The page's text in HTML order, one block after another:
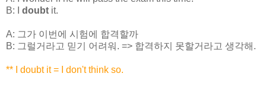
B: I doubt it.
A: 그가 이번에 시험에 합격할까
B: 그럴거라고 믿기 어려워. => 합격하지 못할거라고 생각해.
** I doubt it = I don't think so.